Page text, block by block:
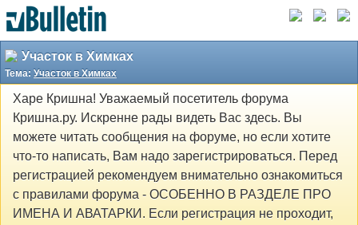
Участок в Химках
Тема: Участок в Химках
Харе Кришна! Уважаемый посетитель форума
Кришна.ру. Искренне рады видеть Вас здесь. Вы
можете читать сообщения на форуме, но если хотите
что-то написать, Вам надо зарегистрироваться. Перед
регистрацией рекомендуем внимательно ознакомиться
с правилами форума - ОСОБЕННО В РАЗДЕЛЕ ПРО
ИМЕНА И АВАТАРКИ. Если регистрация не проходит,